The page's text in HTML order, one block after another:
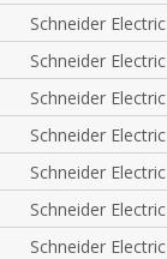
Schneider Electric
Schneider Electric
Schneider Electric
Schneider Electric
Schneider Electric
Schneider Electric
Schneider Electric